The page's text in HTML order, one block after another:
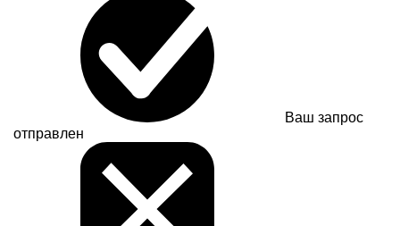
Ваш запрос
отправлен